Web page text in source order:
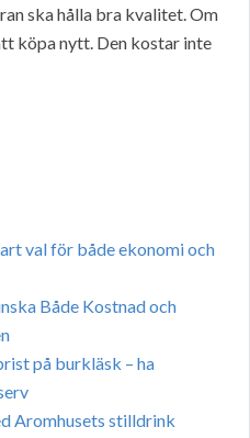
ska hålla bra kvalitet. Om
köpa nytt. Den kostar inte
val för både ekonomi och
Både Kostnad och
på burkläsk – ha
Aromhusets stilldrink